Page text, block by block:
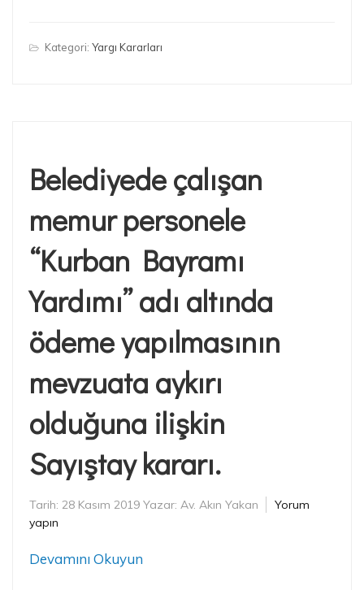
Kategori: Yargı Kararları
Belediyede çalışan
memur personele
“Kurban Bayramı
Yardımı” adı altında
ödeme yapılmasının
mevzuata aykırı
olduğuna ilişkin
Sayıştay kararı.
Tarih: 28 Kasım 2019 Yazar: Av. Akın Yakan
Yorum
yapın
Devamını Okuyun